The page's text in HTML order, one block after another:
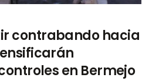
contrabando hacia
en Bermejo